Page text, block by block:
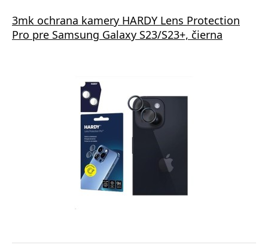
3mk ochrana kamery HARDY Lens Protection
Pro pre Samsung Galaxy S23/S23+, čierna